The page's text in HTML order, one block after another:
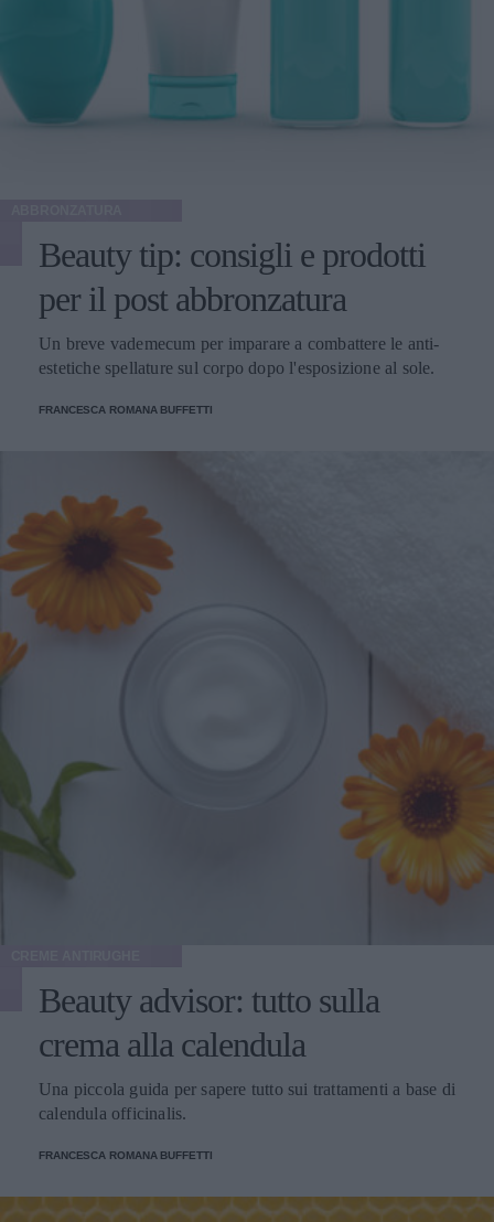
Beauty tip: consigli e prodotti
per il post abbronzatura
Un breve vademecum per imparare a combattere le anti-
estetiche spellature sul corpo dopo l'esposizione al sole.
FRANCESCA ROMANA BUFFETTI
Beauty advisor: tutto sulla
crema alla calendula
Una piccola guida per sapere tutto sui trattamenti a base di
calendula officinalis.
FRANCESCA ROMANA BUFFETTI